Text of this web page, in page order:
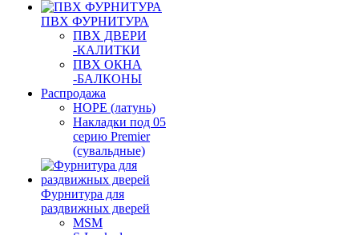
ПВХ ФУРНИТУРА
ПВХ ДВЕРИ
-КАЛИТКИ
ПВХ ОКНА
-БАЛКОНЫ
Распродажа
HOPE (латунь)
Накладки под 05
серию Premier
(сувальдные)
Фурнитура для
раздвижных дверей
MSM